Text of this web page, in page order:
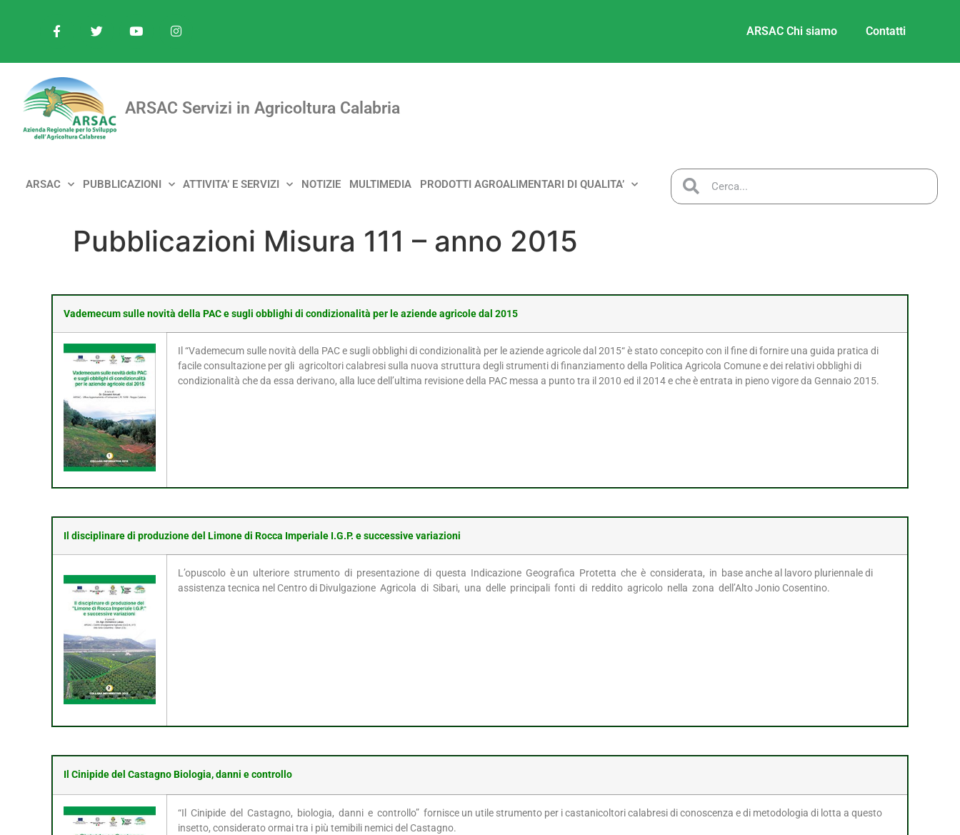
ARSAC Chi siamo Contatti
ARSAC Servizi in Agricoltura Calabria
ARSAC PUBBLICAZIONI ATTIVITA’ E SERVIZI NOTIZIE MULTIMEDIA PRODOTTI AGROALIMENTARI DI QUALITA’
Pubblicazioni Misura 111 – anno 2015
Vademecum sulle novità della PAC e sugli obblighi di condizionalità per le aziende agricole dal 2015
Il “Vademecum sulle novità della PAC e sugli obblighi di condizionalità per le aziende agricole dal 2015“ è stato concepito con il fine di fornire una guida pratica di
facile consultazione per gli agricoltori calabresi sulla nuova struttura degli strumenti di finanziamento della Politica Agricola Comune e dei relativi obblighi di
condizionalità che da essa derivano, alla luce dell’ultima revisione della PAC messa a punto tra il 2010 ed il 2014 e che è entrata in pieno vigore da Gennaio 2015.
Il disciplinare di produzione del Limone di Rocca Imperiale I.G.P. e successive variazioni
L’opuscolo è un ulteriore strumento di presentazione di questa Indicazione Geografica Protetta che è considerata, in base anche al lavoro pluriennale di
assistenza tecnica nel Centro di Divulgazione Agricola di Sibari, una delle principali fonti di reddito agricolo nella zona dell’Alto Jonio Cosentino.
Il Cinipide del Castagno Biologia, danni e controllo
“Il Cinipide del Castagno, biologia, danni e controllo” fornisce un utile strumento per i castanicoltori calabresi di conoscenza e di metodologia di lotta a questo
insetto, considerato ormai tra i più temibili nemici del Castagno.